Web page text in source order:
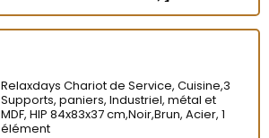
Relaxdays Chariot de Service, Cuisine,3
Supports, paniers, Industriel, métal et
MDF, HlP 84x83x37 cm,Noir,Brun, Acier, 1
élément